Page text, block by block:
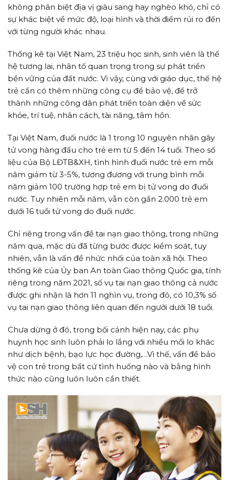
không phân biệt địa vị giàu sang hay nghèo khó, chỉ có
sự khác biệt về mức độ, loại hình và thời điểm rủi ro đến
với từng người khác nhau.
Thống kê tại Việt Nam, 23 triệu học sinh, sinh viên là thế
hệ tương lai, nhân tố quan trọng trong sự phát triển
bền vững của đất nước. Vì vậy, cùng với giáo dục, thế hệ
trẻ cần có thêm những công cụ để bảo vệ, để trở
thành những công dân phát triển toàn diện về sức
khỏe, trí tuệ, nhân cách, tài năng, tâm hồn.
Tại Việt Nam, đuối nước là 1 trong 10 nguyên nhân gây
tử vong hàng đầu cho trẻ em từ 5 đến 14 tuổi. Theo số
liệu của Bộ LĐTB&XH, tình hình đuối nước trẻ em mỗi
năm giảm từ 3-5%, tương đương với trung bình mỗi
năm giảm 100 trường hợp trẻ em bị tử vong do đuối
nước. Tuy nhiên mỗi năm, vẫn còn gần 2.000 trẻ em
dưới 16 tuổi tử vong do đuối nước.
Chỉ riêng trong vấn đề tai nạn giao thông, trong những
năm qua, mặc dù đã từng bước được kiểm soát, tuy
nhiên, vẫn là vấn đề nhức nhối của toàn xã hội. Theo
thống kê của Ủy ban An toàn Giao thông Quốc gia, tính
riêng trong năm 2021, số vụ tai nạn giao thông cả nước
được ghi nhận là hơn 11 nghìn vụ, trong đó, có 10,3% số
vụ tai nạn giao thông liên quan đến người dưới 18 tuổi.
Chưa dừng ở đó, trong bối cảnh hiện nay, các phụ
huynh học sinh luôn phải lo lắng với nhiều mối lo khác
như dịch bệnh, bạo lực học đường,…Vì thế, vấn đề bảo
vệ con trẻ trong bất cứ tình huống nào và bằng hình
thức nào cũng luôn luôn cần thiết.